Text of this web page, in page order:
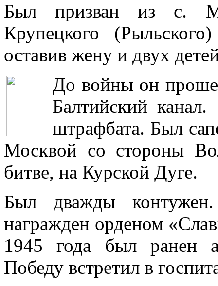
Был призван из с.
Крупецкого
оставив жену и двух
До войны он
Балтийский
штрафбата. Был
Москвой со стороны
битве, на Курской Дуге.
Был дважды
награжден орденом
1945 года был ранен
Победу встретил в